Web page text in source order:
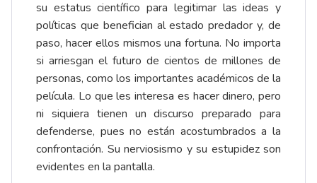
su estatus científico para legitimar las ideas y
políticas que benefician al estado predador y, de
paso, hacer ellos mismos una fortuna. No importa
si arriesgan el futuro de cientos de millones de
personas, como los importantes académicos de la
película. Lo que les interesa es hacer dinero, pero
ni siquiera tienen un discurso preparado para
defenderse, pues no están acostumbrados a la
confrontación. Su nerviosismo y su estupidez son
evidentes en la pantalla.